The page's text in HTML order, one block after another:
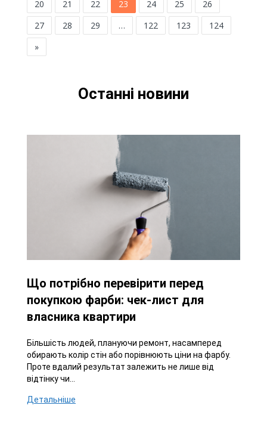
20 21 22 23 24 25
26
27
28 29 … 122 123
124
»
Останні новини
Що потрібно перевірити перед
покупкою фарби: чек-лист для
власника квартири
Більшість людей, плануючи ремонт, насамперед
обирають колір стін або порівнюють ціни на фарбу.
Проте вдалий результат залежить не лише від
відтінку чи...
Детальніше